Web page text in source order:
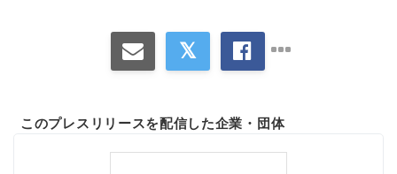
このプレスリリースを配信した企業・団体